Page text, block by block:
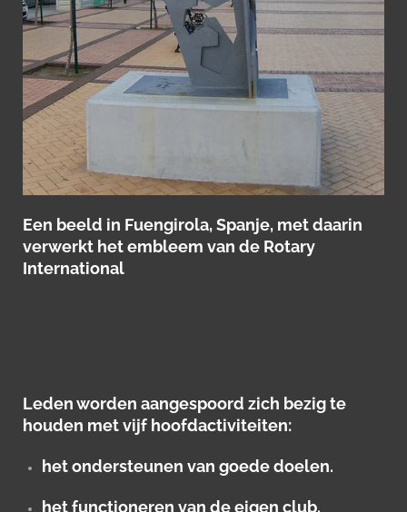
Een beeld in Fuengirola, Spanje, met daarin
verwerkt het embleem van de Rotary
International
Leden worden aangespoord zich bezig te
houden met vijf hoofdactiviteiten:
het ondersteunen van goede doelen.
het functioneren van de eigen club.